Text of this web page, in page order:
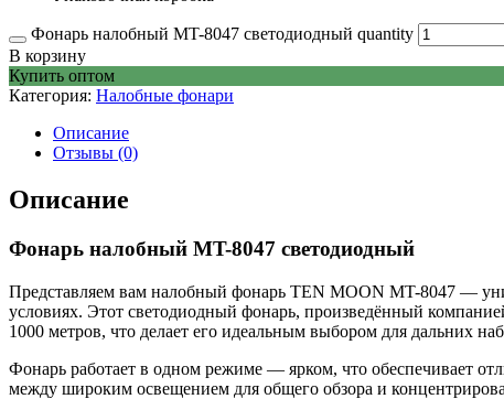
Фонарь налобный MT-8047 светодиодный quantity
В корзину
Купить оптом
Категория: Налобные фонари
Описание
Отзывы (0)
Описание
Фонарь налобный MT-8047 светодиодный
Представляем вам налобный фонарь TEN MOON MT-8047 —
условиях. Этот светодиодный фонарь, произведённый
1000 метров, что делает его идеальным выбором для дальних
Фонарь работает в одном режиме — ярком, что обеспечивает
между широким освещением для общего обзора и